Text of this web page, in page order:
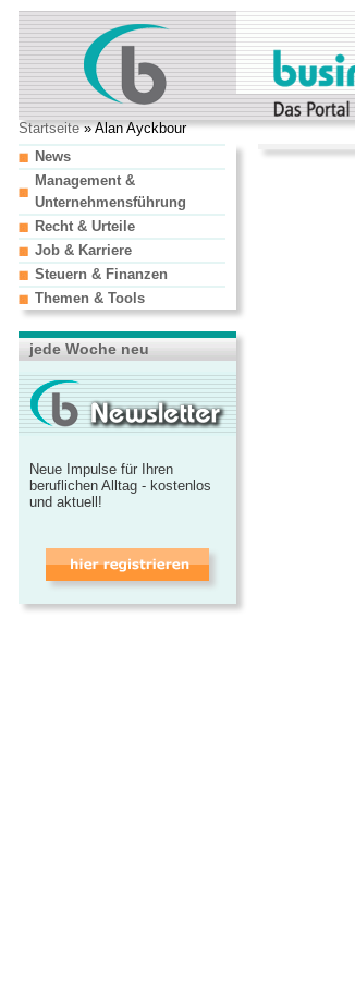
Startseite» Alan Ayckbour
News
Management &
Unternehmensführung
Recht & Urteile
Job & Karriere
Steuern & Finanzen
Themen & Tools
jede Woche neu
Neue Impulse für Ihren
beruflichen Alltag - kostenlos
und aktuell!